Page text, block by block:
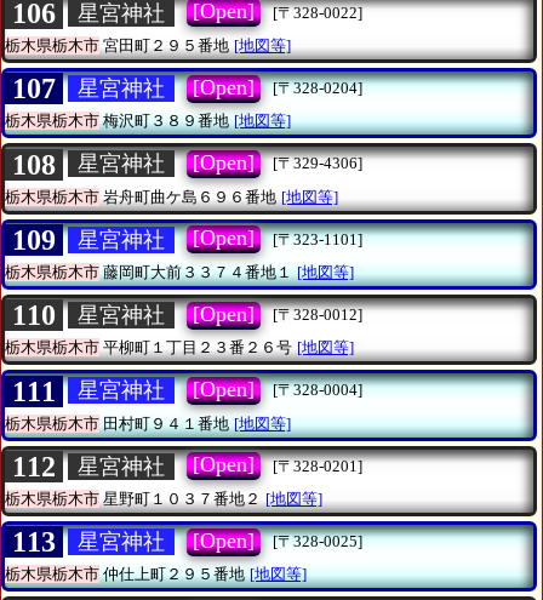
106 星宮神社 [Open]
[〒328-0022]
栃木県栃木市宮田町２９５番地 [地図等]
107 星宮神社 [Open]
[〒328-0204]
栃木県栃木市梅沢町３８９番地 [地図等]
108 星宮神社 [Open]
[〒329-4306]
栃木県栃木市 岩舟町曲ケ島６９６番地 [地図等]
109 星宮神社 [Open]
[〒323-1101]
栃木県栃木市藤岡町大前３３７４番地１ [地図等]
110 星宮神社 [Open]
[〒328-0012]
栃木県栃木市平柳町１丁目２３番２６号 [地図等]
111 星宮神社 [Open]
[〒328-0004]
栃木県栃木市田村町９４１番地 [地図等]
112 星宮神社 [Open]
[〒328-0201]
栃木県栃木市星野町１０３７番地２ [地図等]
113 星宮神社 [Open]
[〒328-0025]
栃木県栃木市仲仕上町２９５番地 [地図等]